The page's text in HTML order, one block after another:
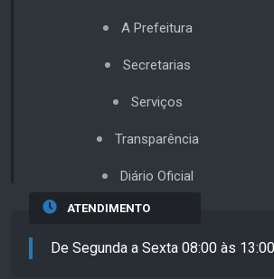
A Prefeitura
Secretarias
Serviços
Transparência
Diário Oficial
ATENDIMENTO
De Segunda a Sexta 08:00 às 13:00